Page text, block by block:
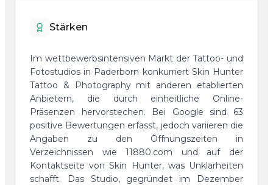
Stärken
Im wettbewerbsintensiven Markt der Tattoo- und
Fotostudios in Paderborn konkurriert Skin Hunter
Tattoo & Photography mit anderen etablierten
Anbietern, die durch einheitliche Online-
Präsenzen hervorstechen. Bei Google sind 63
positive Bewertungen erfasst, jedoch variieren die
Angaben zu den Öffnungszeiten in
Verzeichnissen wie 11880.com und auf der
Kontaktseite von Skin Hunter, was Unklarheiten
schafft. Das Studio, gegründet im Dezember